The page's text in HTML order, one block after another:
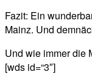
Fazit: Ein
Mainz. Und
Und wie immer die
[wds id=“3″]